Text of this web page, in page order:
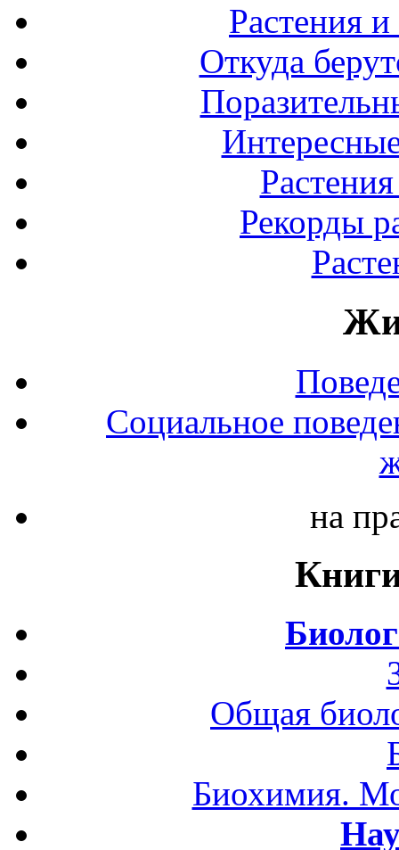
Растения
Откуда
Рекорды
Социальное
на
Общая
Биохимия.